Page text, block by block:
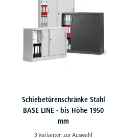
Schiebetürenschränke Stahl
BASE LINE - bis Höhe 1950
mm
3 Varianten zur Auswahl